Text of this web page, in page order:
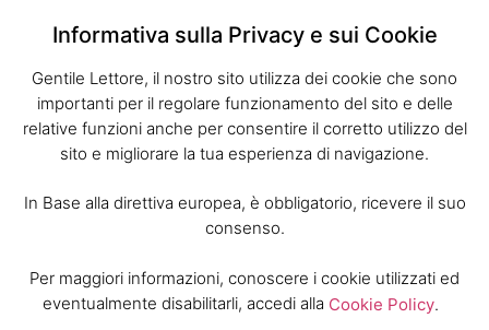
Informativa sulla Privacy e sui Cookie
Gentile Lettore, il nostro sito utilizza dei cookie che sono
importanti per il regolare funzionamento del sito e delle
relative funzioni anche per consentire il corretto utilizzo del
sito e migliorare la tua esperienza di navigazione.
In Base alla direttiva europea, è obbligatorio, ricevere il suo
consenso.
Per maggiori informazioni, conoscere i cookie utilizzati ed
eventualmente disabilitarli, accedi alla Cookie Policy.